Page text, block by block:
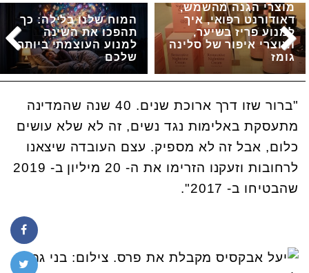
המוח שלנו בלילה: כך
תהפכו את השינה
למנוע העוצמתי ביותר
שלכם
מוצרי הגנה מהשמש,
דאודורנט רפואי, איך
למנוע פריז בשיער,
ומוצרי איפור של סלינה
גומז
"ברור שזו דרך ארוכת שנים. 40 שנה שהמדינה
מתעסקת באלימות נגד נשים, זה לא שלא עושים
כלום, אבל זה לא מספיק. עצם העובדה שיצאנו
לרחובות וזעקנו הזרימו את ה- 20 מיליון ב- 2019
שהבטיחו ב- 2017".